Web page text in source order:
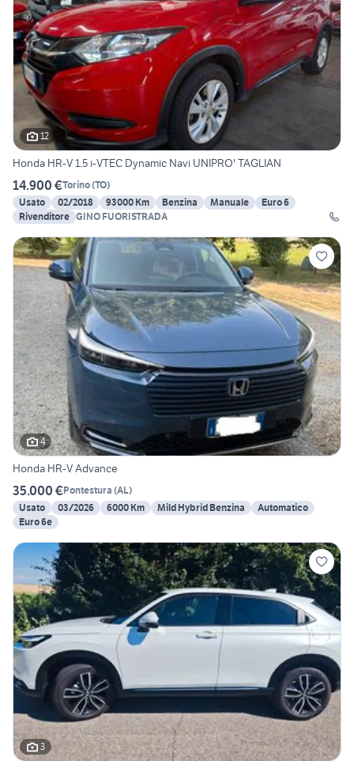
12
Honda HR-V 1.5 i-VTEC Dynamic Navi UNIPRO' TAGLIAN
14.900 €Torino(TO)
Usato
02/2018 93000 Km Benzina Manuale
Euro 6
Rivenditore GINO FUORISTRADA
4
Honda HR-V Advance
35.000 €Pontestura (AL)
Usato
03/2026 6000 Km Mild Hybrid Benzina
Automatico
Euro 6e
3